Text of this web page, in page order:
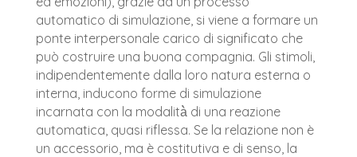
automatico di simulazione, si viene a formare un
ponte interpersonale carico di significato che
può costruire una buona compagnia. Gli stimoli,
indipendentemente dalla loro natura esterna o
interna, inducono forme di simulazione
incarnata con la modalità̀ di una reazione
automatica, quasi riflessa. Se la relazione non è
un accessorio, ma è costitutiva e di senso, la